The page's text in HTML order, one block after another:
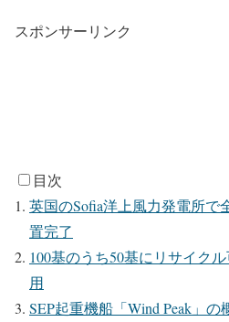
スポンサーリンク
目次
英国のSofia洋上風力発電所で
置完了
100基のうち50基にリサイク
用
SEP起重機船「Wind Peak」の